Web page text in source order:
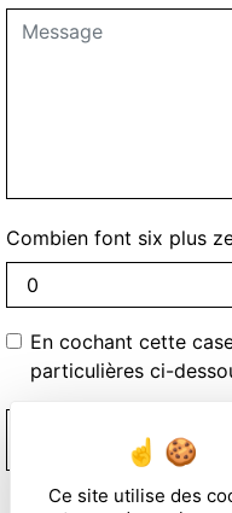
Ce site utilise des
Combien font six plus
En cochant cette
particulières ci-
** Les données